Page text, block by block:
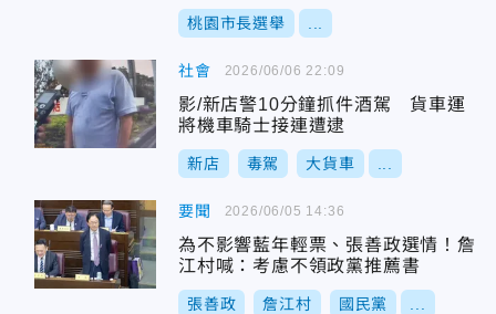
桃園市長選舉
社會
影/新店警10分鐘抓件酒駕 貨車運
將機車騎士接連遭逮
新店 毒駕 大貨車
2026/06/06 22:09
要聞
為不影響藍年輕票、張善政選情！詹
江村喊：考慮不領政黨推薦書
張善政 詹江村 國民黨
2026/06/05 14:36